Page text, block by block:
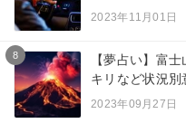
2023年11月01日
8
【夢占い】富
キリなど状況別
2023年09月27日